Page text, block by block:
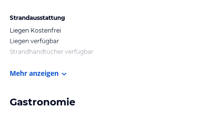
Strandausstattung
Liegen Kostenfrei
Liegen verfügbar
Strandhandtücher verfügbar
Mehr anzeigen
Gastronomie